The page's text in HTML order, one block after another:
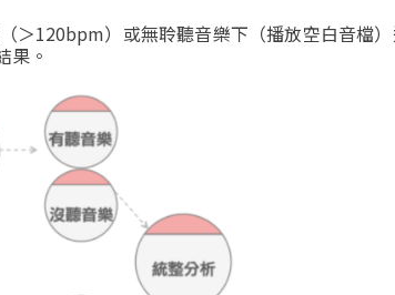
＞120bpm）或無聆聽音樂下（播放空白音檔
果。